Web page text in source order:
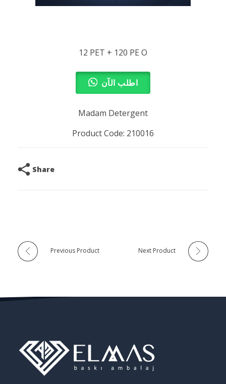
12 PET + 120 PE O
اطلب الآن
Madam Detergent
Product Code: 210016
Share
Previous Product Next Product